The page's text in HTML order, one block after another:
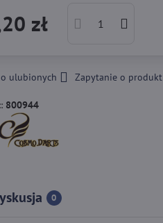
zł
ulubionych Zapytanie o produkt
800944
0